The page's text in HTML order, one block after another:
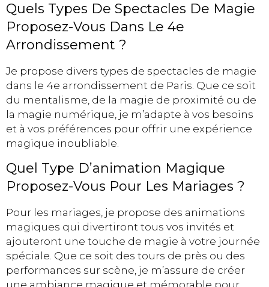
Quels Types De Spectacles De Magie
Proposez-Vous Dans Le 4e
Arrondissement ?
Je propose divers types de spectacles de magie
dans le 4e arrondissement de Paris. Que ce soit
du mentalisme, de la magie de proximité ou de
la magie numérique, je m’adapte à vos besoins
et à vos préférences pour offrir une expérience
magique inoubliable.
Quel Type D’animation Magique
Proposez-Vous Pour Les Mariages ?
Pour les mariages, je propose des animations
magiques qui divertiront tous vos invités et
ajouteront une touche de magie à votre journée
spéciale. Que ce soit des tours de près ou des
performances sur scène, je m’assure de créer
une ambiance magique et mémorable pour